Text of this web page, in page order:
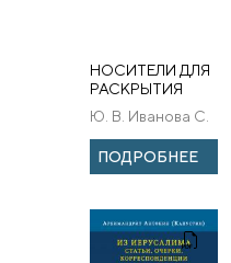
НОСИТЕЛИ ДЛЯ
РАСКРЫТИЯ
ЖИВОПИСИ
(ПОЛИВИНИЛОВЫЙ
СПИРТ)
Ю. В. Иванова С.
ПОДРОБНЕЕ